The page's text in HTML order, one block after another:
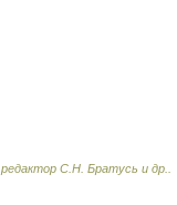
С.Н. Братусь и др.